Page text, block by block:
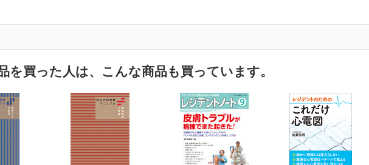
を買った人は、こんな商品も買っています。